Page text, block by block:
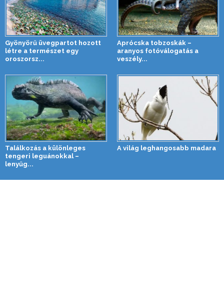
Gyönyörű üvegpartot hozott
létre a természet egy
oroszorsz...
Aprócska tobzoskák –
aranyos fotóválogatás a
veszély...
Találkozás a különleges
tengeri leguánokkal –
lenyűg...
A világ leghangosabb madara